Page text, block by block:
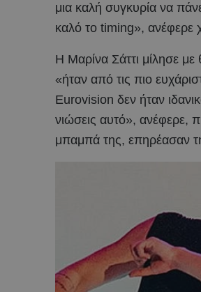
μια καλή συγκυρία να
καλό το timing», ανέφερε
Η Μαρίνα Σάττι μίλησε με
«ήταν από τις πιο
Eurovision δεν ήταν
νιώσεις αυτό», ανέφερε,
μπαμπά της, επηρέασαν